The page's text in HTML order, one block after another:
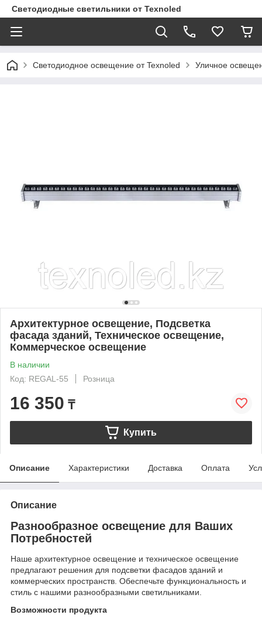
Светодиодные светильники от Texnoled
Светодиодное освещение от Texnoled Уличное
Архитектурное освещение, Подсветка
фасада зданий, Техническое освещение,
Коммерческое освещение
В наличии
Код: REGAL-55
Розница
16 350 ₸
Купить
Описание Характеристики Доставка Оплата
Описание
Разнообразное освещение для Ваших
Потребностей
Наше архитектурное освещение и техническое освещение
предлагают решения для подсветки фасадов зданий и
коммерческих пространств. Обеспечьте функциональность и
стиль с нашими разнообразными светильниками.
Возможности продукта